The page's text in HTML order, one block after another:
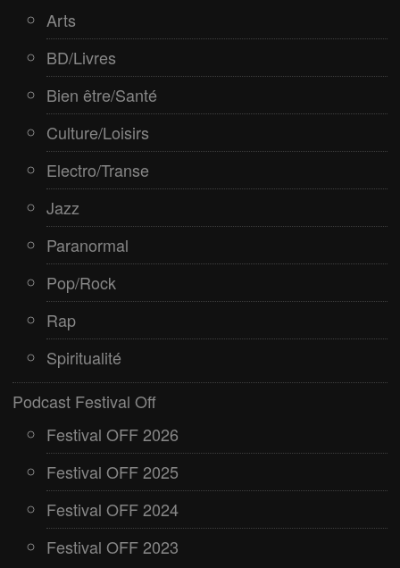
Spiritualité
Arts
BD/Livres
Bien être/Santé
Culture/Loisirs
Electro/Transe
Jazz
Paranormal
Pop/Rock
Rap
Spiritualité
Podcast Festival Off
Festival OFF 2026
Festival OFF 2025
Festival OFF 2024
Festival OFF 2023